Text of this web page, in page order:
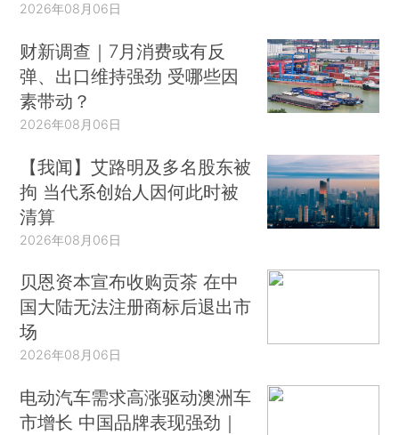
2026年08月06日
财新调查｜7月消费或有反
弹、出口维持强劲 受哪些因
素带动？
2026年08月06日
【我闻】艾路明及多名股东被
拘 当代系创始人因何此时被
清算
2026年08月06日
贝恩资本宣布收购贡茶 在中
国大陆无法注册商标后退出市
场
2026年08月06日
电动汽车需求高涨驱动澳洲车
市增长 中国品牌表现强劲｜